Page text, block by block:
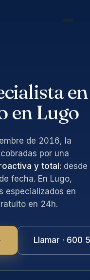
en
en Lugo
de 2016, la
por una
y total : desde
fecha. En Lugo,
especializados en
en 24h.
Llamar · 600